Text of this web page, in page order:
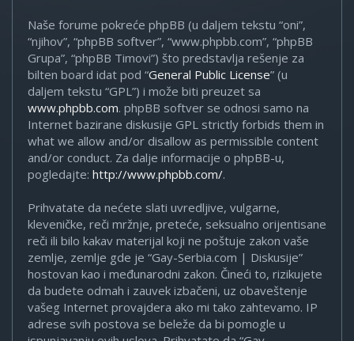
Naše forume pokreće phpBB (u daljem tekstu “oni”,
“njihov”, “phpBB softver”, “www.phpbb.com”, “phpBB
Grupa”, “phpBB Timovi”) što predstavlja rešenje za
bilten board idat pod “General Public License” (u
daljem tekstu “GPL”) i može biti preuzet sa
www.phpbb.com. phpBB softver se odnosi samo na
Internet bazirane diskusije GPL strictly forbids them in
what we allow and/or disallow as permissible content
and/or conduct. Za dalje informacije o phpBB-u,
pogledajte: http://www.phpbb.com/.
Prihvatate da nećete slati uvredljive, vulgarne,
kleveničke, reči mržnje, preteće, seksualno orijentisane
reči ili bilo kakav materijal koji ne poštuje zakon vaše
zemlje, zemlje gde je “Gay-Serbia.com | Diskusije”
hostovan kao i međunarodni zakon. Čineći to, rizikujete
da budete odmah i zauvek izbačeni, uz obaveštenje
vašeg Internet provajdera ako mi tako zahtevamo. IP
adrese svih postova se beleže da bi pomogle u